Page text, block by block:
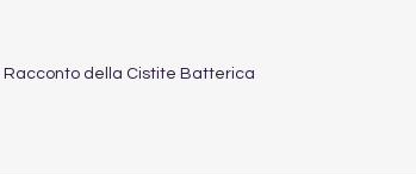
Il Racconto della Cistite Batterica